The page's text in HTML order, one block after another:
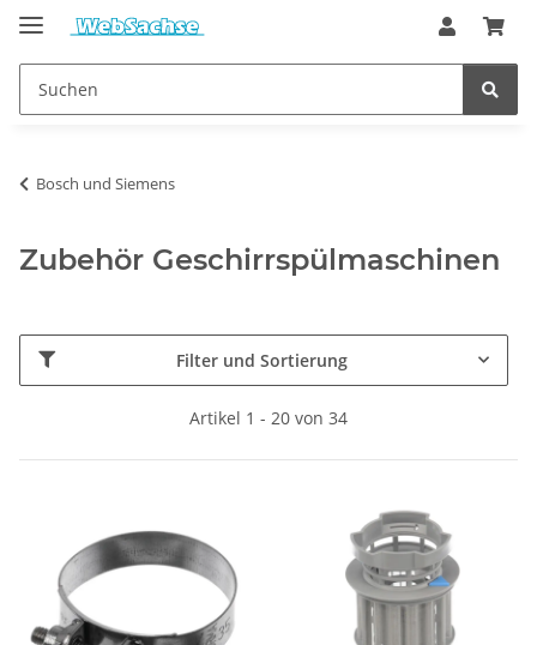
Bosch und Siemens
Zubehör Geschirrspülmaschinen
Filter und Sortierung
Artikel 1 - 20 von 34